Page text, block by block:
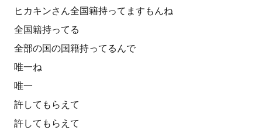
ヒカキンさん全国籍持ってますもんね
全国籍持ってる
全部の国の国籍持ってるんで
唯一ね
唯一
許してもらえて
許してもらえて